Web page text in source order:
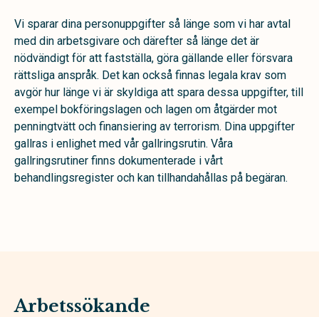
Vi sparar dina personuppgifter så länge som vi har avtal
med din arbetsgivare och därefter så länge det är
nödvändigt för att fastställa, göra gällande eller försvara
rättsliga anspråk. Det kan också finnas legala krav som
avgör hur länge vi är skyldiga att spara dessa uppgifter, till
exempel bokföringslagen och lagen om åtgärder mot
penningtvätt och finansiering av terrorism. Dina uppgifter
gallras i enlighet med vår gallringsrutin. Våra
gallringsrutiner finns dokumenterade i vårt
behandlingsregister och kan tillhandahållas på begäran.
Arbetssökande